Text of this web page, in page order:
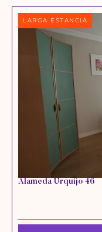
LARGA ESTANCIA
Alameda Urquijo 46